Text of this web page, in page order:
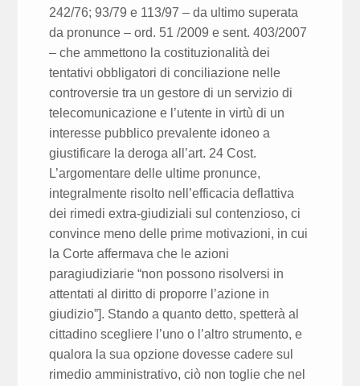
242/76; 93/79 e 113/97 – da ultimo superata
da pronunce – ord. 51 /2009 e sent. 403/2007
– che ammettono la costituzionalità dei
tentativi obbligatori di conciliazione nelle
controversie tra un gestore di un servizio di
telecomunicazione e l’utente in virtù di un
interesse pubblico prevalente idoneo a
giustificare la deroga all’art. 24 Cost.
L’argomentare delle ultime pronunce,
integralmente risolto nell’efficacia deflattiva
dei rimedi extra-giudiziali sul contenzioso, ci
convince meno delle prime motivazioni, in cui
la Corte affermava che le azioni
paragiudiziarie “non possono risolversi in
attentati al diritto di proporre l’azione in
giudizio”]. Stando a quanto detto, spetterà al
cittadino scegliere l’uno o l’altro strumento, e
qualora la sua opzione dovesse cadere sul
rimedio amministrativo, ciò non toglie che nel